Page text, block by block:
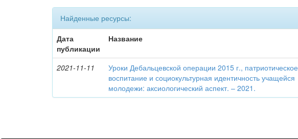
Найденные ресурсы:
Дата
публикации
Название
2021-11-11
Уроки Дебальцевской операции 2015 г., патриотическое
воспитание и социокультурная идентичность учащейся
молодежи: аксиологический аспект. – 2021.